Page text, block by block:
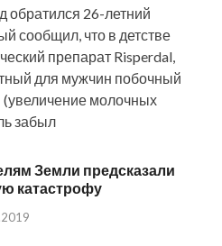
обратился 26-летний
сообщил, что в детстве
препарат Risperdal,
для мужчин побочный
молочных
забыл
Земли предсказали
катастрофу